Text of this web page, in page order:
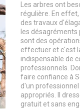
Les arbres ont
régulière. En
des travaux
les
sont des
effectuer et c'est
indispensable de
professionnels.
faire confiance à
d'un
appropriés. Il
gratuit et sans